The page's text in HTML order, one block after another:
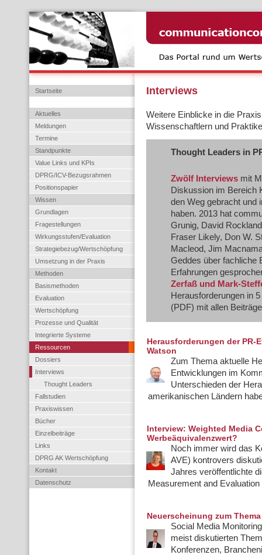
Startseite
Aktuelles
Meldungen
Termine
Standpunkte
Value Links und KPIs
DPRG/ICV-Bezugsrahmen
Positionspapier
Wissen
Grundlagen
Fragestellungen
Wirkungsstufen/Evaluation
Strategiebezug/Wertschöpfung
Umsetzung in der Praxis
Methoden
Basismethoden
Evaluation
Wertschöpfung
Prozesse und Qualität
Integrierte Systeme
Ressourcen
Dossiers
Interviews
Thought Leaders
Fallstudien
Praxiswissen
Bücher
Einzelbeiträge
Links
DPRG AK Wertschöpfung
Kontakt
Datenschutz
Interviews
Weitere Einblicke in die
Wissenschaftlern und
Thought Leaders in
Zwölf Interviews mit
Diskussion im Bereich
den Weg gebracht und
haben. 2013 hat
Grunig, David
Fraser Likely, Don W.
Macleod, Jim
Geddes über fachliche
Erfahrungen
Zerfaß und Mark-
Herausforderungen in
(PDF) mit allen
Herausforderungen der PR-
Watson
Zum Thema aktuelle
Entwicklungen im
Unterschieden der
amerikanischen Ländern
Interview: Weighted Media
Werbeäquivalenzwert?
Noch immer wird das
AVE) kontrovers
Jahres veröffentlichte
Measurement and
Neuerscheinung zum
Social Media
meist diskutierten
Konferenzen,